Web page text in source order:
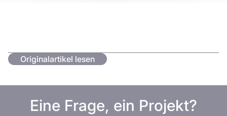
Originalartikel lesen
Eine Frage, ein Projekt?